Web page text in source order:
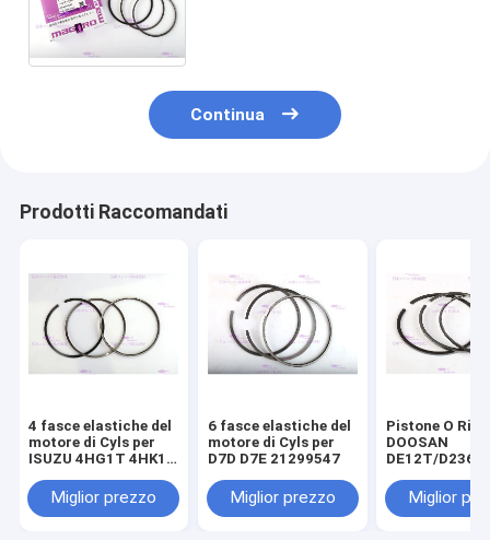
Continua
Prodotti Raccomandati
4 fasce elastiche del
motore di Cyls per
ISUZU 4HG1T 4HK1T
Miglior prezzo
6 fasce elastiche del
motore di Cyls per
D7D D7E 21299547
Miglior prezzo
Pistone O
DOOSAN
DE12T/D2366
componenti
motore
Miglior